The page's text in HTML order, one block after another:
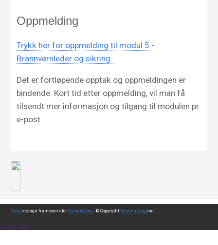
Oppmelding
Trykk her for oppmelding til modul 5 -
Brannvernleder og sikring.
Det er fortløpende opptak og oppmeldingen er
bindende. Kort tid etter oppmelding, vil man få
tilsendt mer informasjon og tilgang til modulen pr.
e-post.
Topaz design framework forCornerstone - © Copyright Kommunion, inc.
Logg inn